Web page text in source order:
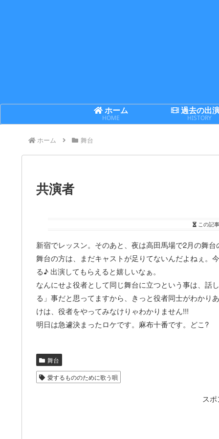
ホーム
HOME
過去の出
HISTORY
ホーム 舞台
共演者
この記
新宿でレッスン。そのあと、夜は高田馬場で2月の舞
舞台の方は、まだキャストが足りてないんだよねぇ。
る♪ 出演してもらえると嬉しいなぁ。
なんにせよ役者として同じ舞台に立つという事は、話
る」事だと思ってますから、きっと役者同士がわかり
けは、役者をやってみなけりゃわかりません!!!
明日は急遽決まったロケです。麻布十番です。どこ?
舞台
愛するもののために歌う唄
ス